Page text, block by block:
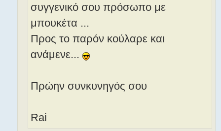
συγγενικό σου πρόσωπο με
μπουκέτα ...
Προς το παρόν κούλαρε και
ανάμενε...
Πρώην συνκυνηγός σου
Rai